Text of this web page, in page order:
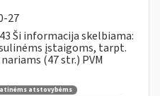
27
Ši informacija skelbiama:
įstaigoms, tarpt.
(47 str.) PVM
atstovybėms